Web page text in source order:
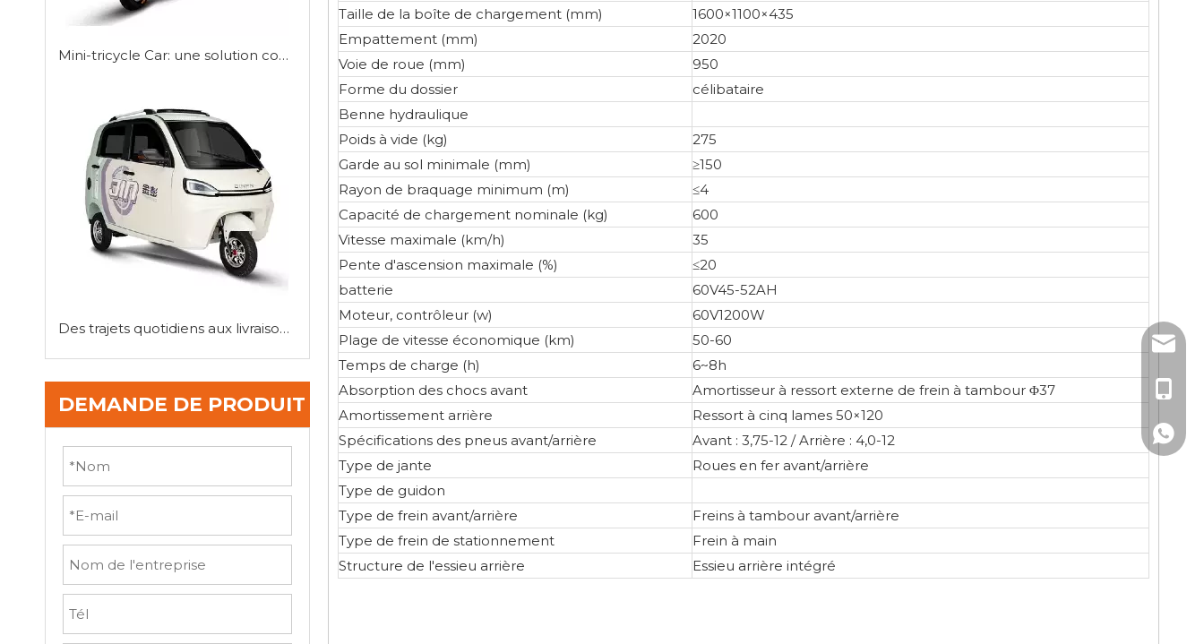
Mini-tricycle Car: une solution compacte pour la mobilité urbaine
Des trajets quotidiens aux livraisons de dernier mile: la polyvalence des mini-tricyclettes
DEMANDE DE PRODUIT
Taille de la boîte de chargement (mm)
1600×1100×435
Empattement (mm)
2020
Voie de roue (mm)
950
Forme du dossier
célibataire
Benne hydraulique
Poids à vide (kg)
275
Garde au sol minimale (mm)
≥150
Rayon de braquage minimum (m)
≤4
Capacité de chargement nominale (kg)
600
Vitesse maximale (km/h)
35
Pente d'ascension maximale (%)
≤20
batterie
60V45-52AH
Moteur, contrôleur (w)
60V1200W
Plage de vitesse économique (km)
50-60
Temps de charge (h)
6~8h
Absorption des chocs avant
Amortisseur à ressort externe de frein à tambour Φ37
Amortissement arrière
Ressort à cinq lames 50×120
Spécifications des pneus avant/arrière
Avant : 3,75-12 / Arrière : 4,0-12
Type de jante
Roues en fer avant/arrière
Type de guidon
Type de frein avant/arrière
Freins à tambour avant/arrière
Type de frein de stationnement
Frein à main
Structure de l'essieu arrière
Essieu arrière intégré
+86 -